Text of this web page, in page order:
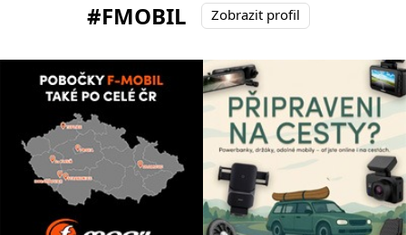
#FMOBIL
Zobrazit profil